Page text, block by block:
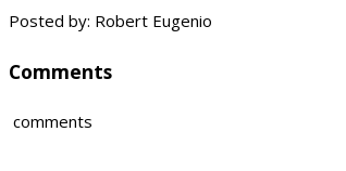
Posted by: Robert Eugenio
Comments
comments